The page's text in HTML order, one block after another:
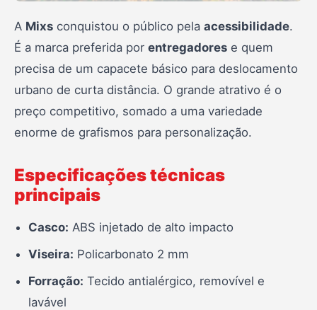
A Mixs conquistou o público pela acessibilidade.
É a marca preferida por entregadores e quem
precisa de um capacete básico para deslocamento
urbano de curta distância. O grande atrativo é o
preço competitivo, somado a uma variedade
enorme de grafismos para personalização.
Especificações técnicas
principais
Casco: ABS injetado de alto impacto
Viseira: Policarbonato 2 mm
Forração: Tecido antialérgico, removível e
lavável